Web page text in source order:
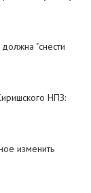
"снести
НПЗ:
изменить